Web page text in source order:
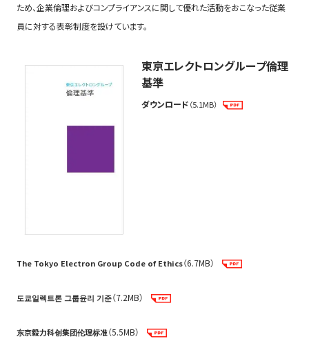
ため、企業倫理およびコンプライアンスに関して優れた活動をおこなった従業
員に対する表彰制度を設けています。
東京エレクトロングループ倫理
基準
ダウンロード（5.1MB）
The Tokyo Electron Group Code of Ethics（6.7MB）
도쿄일렉트론 그룹윤리 기준（7.2MB）
东京毅力科创集团伦理标准（5.5MB）